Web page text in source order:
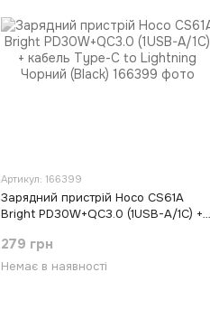
Артикул: 166399
Зарядний пристрій Hoco CS61A
Bright PD30W+QC3.0 (1USB-A/1C) +
(Black)
279 грн
Немає в наявності